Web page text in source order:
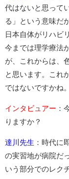
代はないと思って
る」という意味だ
日本自体がリハビ
今までは理学療法
が、これからは、
と思います。これ
ではないですかね。
インタビュアー ：
りますか？
達川先生 ：時代に
の実習地が病院だ
いう部分でのレク